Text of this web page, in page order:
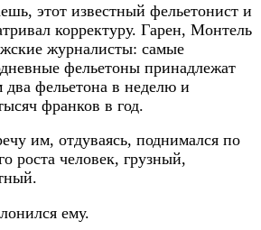
этот известный фельетонист и
корректуру. Гарен, Монтель
журналисты: самые
фельетоны принадлежат
фельетона в неделю и
франков в год.
им, отдуваясь, поднимался по
роста человек, грузный,
ему.